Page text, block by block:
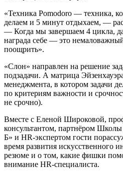
«Техника Pomodoro — техника,
делаем и 5 минут отдыхаем, —
— Когда мы завершаем 4 цикла,
награда себе — это
поощрить».
«Слон» направлен на решение
подзадачи. А матрица
менеджмента, в котором задачи
по критериям важности и
не срочно).
Вместе с Еленой Широковой,
консультантом, партнёром
Б» и HR-экспертом гости
время развития искусственного
резюме и о том, какие фишки
внимание HR-специалиста.